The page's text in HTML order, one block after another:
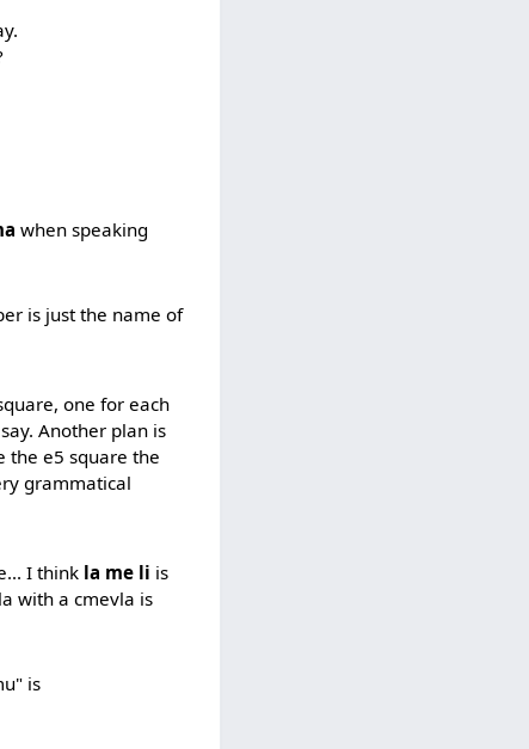
when speaking
is just the name of
one for each
Another plan is
the e5 square the
grammatical
I think la me li is
with a cmevla is
is